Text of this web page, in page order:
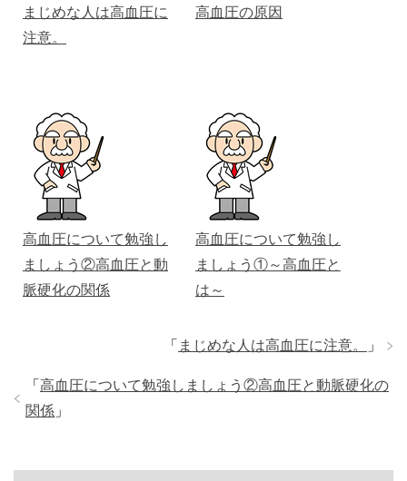
まじめな人は高血圧に
注意。
高血圧の原因
高血圧について勉強し
ましょう②高血圧と動
脈硬化の関係
高血圧について勉強し
ましょう①～高血圧と
は～
「 まじめな人は高血圧に注意。 」
「 高血圧について勉強しましょう②高血圧と動脈硬化の
関係 」